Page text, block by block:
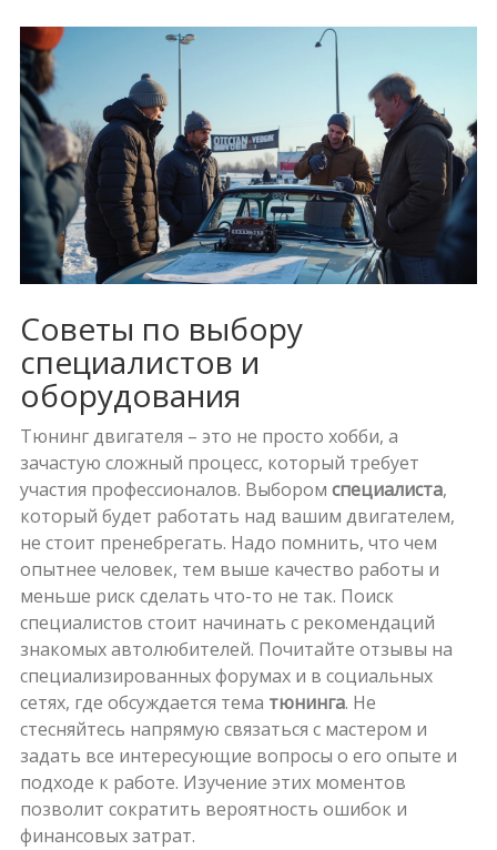
Советы по выбору
специалистов и
оборудования
Тюнинг двигателя – это не просто хобби, а
зачастую сложный процесс, который требует
участия профессионалов. Выбором специалиста,
который будет работать над вашим двигателем,
не стоит пренебрегать. Надо помнить, что чем
опытнее человек, тем выше качество работы и
меньше риск сделать что-то не так. Поиск
специалистов стоит начинать с рекомендаций
знакомых автолюбителей. Почитайте отзывы на
специализированных форумах и в социальных
сетях, где обсуждается тема тюнинга. Не
стесняйтесь напрямую связаться с мастером и
задать все интересующие вопросы о его опыте и
подходе к работе. Изучение этих моментов
позволит сократить вероятность ошибок и
финансовых затрат.